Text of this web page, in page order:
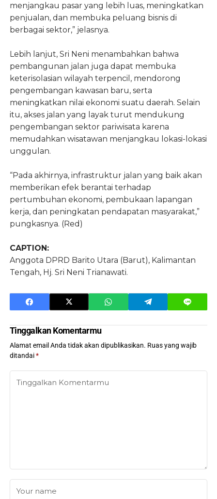
menjangkau pasar yang lebih luas, meningkatkan
penjualan, dan membuka peluang bisnis di
berbagai sektor,” jelasnya.
Lebih lanjut, Sri Neni menambahkan bahwa
pembangunan jalan juga dapat membuka
keterisolasian wilayah terpencil, mendorong
pengembangan kawasan baru, serta
meningkatkan nilai ekonomi suatu daerah. Selain
itu, akses jalan yang layak turut mendukung
pengembangan sektor pariwisata karena
memudahkan wisatawan menjangkau lokasi-lokasi
unggulan.
“Pada akhirnya, infrastruktur jalan yang baik akan
memberikan efek berantai terhadap
pertumbuhan ekonomi, pembukaan lapangan
kerja, dan peningkatan pendapatan masyarakat,”
pungkasnya. (Red)
CAPTION:
Anggota DPRD Barito Utara (Barut), Kalimantan
Tengah, Hj. Sri Neni Trianawati.
Tinggalkan Komentarmu
Alamat email Anda tidak akan dipublikasikan. Ruas yang wajib
ditandai*